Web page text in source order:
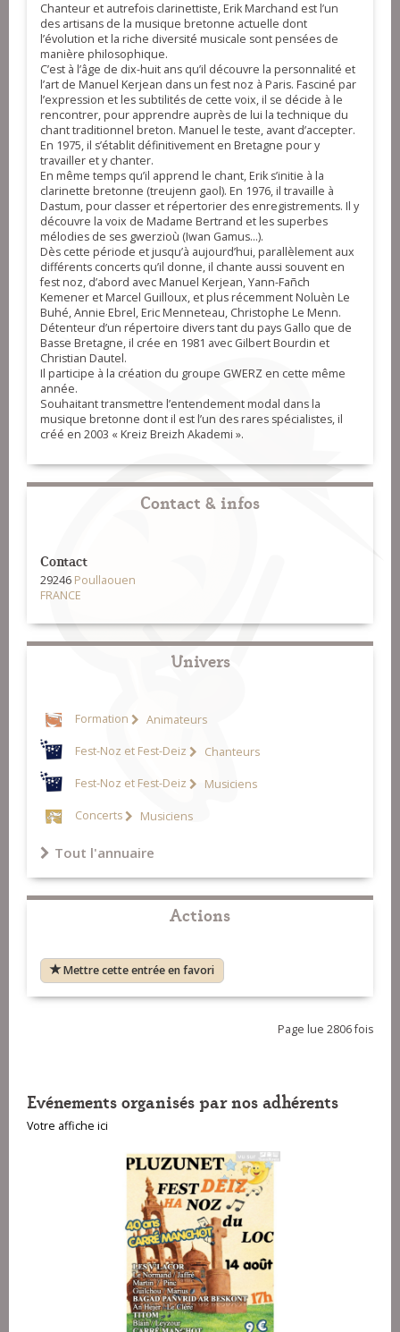
Chanteur et autrefois clarinettiste, Erik Marchand est l’un
des artisans de la musique bretonne actuelle dont
l’évolution et la riche diversité musicale sont pensées de
manière philosophique.
C’est à l’âge de dix-huit ans qu’il découvre la personnalité et
l’art de Manuel Kerjean dans un fest noz à Paris. Fasciné par
l’expression et les subtilités de cette voix, il se décide à le
rencontrer, pour apprendre auprès de lui la technique du
chant traditionnel breton. Manuel le teste, avant d’accepter.
En 1975, il s’établit définitivement en Bretagne pour y
travailler et y chanter.
En même temps qu’il apprend le chant, Erik s’initie à la
clarinette bretonne (treujenn gaol). En 1976, il travaille à
Dastum, pour classer et répertorier des enregistrements. Il y
découvre la voix de Madame Bertrand et les superbes
mélodies de ses gwerzioù (Iwan Gamus...).
Dès cette période et jusqu’à aujourd’hui, parallèlement aux
différents concerts qu’il donne, il chante aussi souvent en
fest noz, d’abord avec Manuel Kerjean, Yann-Fañch
Kemener et Marcel Guilloux, et plus récemment Noluèn Le
Buhé, Annie Ebrel, Eric Menneteau, Christophe Le Menn.
Détenteur d’un répertoire divers tant du pays Gallo que de
Basse Bretagne, il crée en 1981 avec Gilbert Bourdin et
Christian Dautel.
Il participe à la création du groupe GWERZ en cette même
année.
Souhaitant transmettre l’entendement modal dans la
musique bretonne dont il est l’un des rares spécialistes, il
créé en 2003 « Kreiz Breizh Akademi ».
Contact & infos
Contact
29246 Poullaouen
FRANCE
Univers
Formation Animateurs
Fest-Noz et Fest-Deiz Chanteurs
Fest-Noz et Fest-Deiz Musiciens
Concerts Musiciens
Tout l'annuaire
Actions
Mettre cette entrée en favori
Page lue 2806 fois
Evénements organisés par nos adhérents
Votre affiche ici